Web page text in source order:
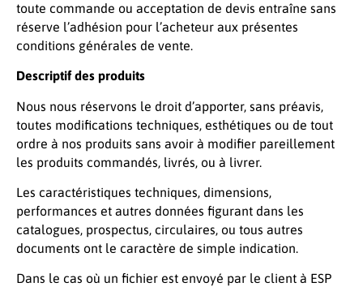
toute commande ou acceptation de devis entraîne sans
réserve l’adhésion pour l’acheteur aux présentes
conditions générales de vente.
Descriptif des produits
Nous nous réservons le droit d’apporter, sans préavis,
toutes modifications techniques, esthétiques ou de tout
ordre à nos produits sans avoir à modifier pareillement
les produits commandés, livrés, ou à livrer.
Les caractéristiques techniques, dimensions,
performances et autres données figurant dans les
catalogues, prospectus, circulaires, ou tous autres
documents ont le caractère de simple indication.
Dans le cas où un fichier est envoyé par le client à ESP